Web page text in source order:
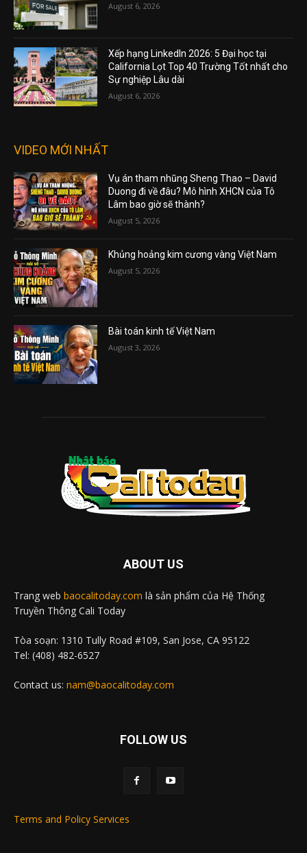
August 6, 2026
Xếp hạng LinkedIn 2026: 5 Đại học tại
California Lọt Top 40 Trường Tốt nhất cho
Sự nghiệp Lâu dài
August 6, 2026
VIDEO MỚI NHẤT
Vụ án tham nhũng Sheng Thao – David
Duong đi về đâu? Mô hình XHCN của Tô
Lâm bao giờ sẽ thành?
August 5, 2026
Khủng hoảng kim cương vàng Việt Nam
August 5, 2026
Bài toán kinh tế Việt Nam
August 3, 2026
ABOUT US
Trang web baocalitoday.com là sản phẩm của Hệ Thống
Truyền Thông Cali Today
Tòa soạn: 1310 Tully Road #109, San Jose, CA 95122
Tel: (408) 482-6527
Contact us: nam@baocalitoday.com
FOLLOW US
Terms and Policy Services